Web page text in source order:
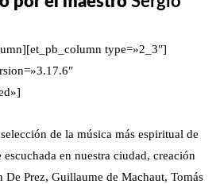
type=»2_3″]
de la música más espiritual de
en nuestra ciudad, creación
De Prez, Guillaume de Machaut, Tomás